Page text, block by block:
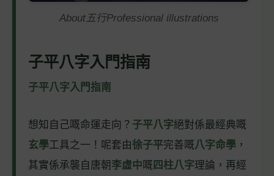
About五行Professional illustrations
子平八字入門指南
子平八字入門指南
想知自己嘅命運走向？ 子平八字絕對係最經典嘅
玄學工具之一！呢套由徐子平完善嘅八字命學 ，
其實係承襲自唐朝 李虛中嘅 四柱八字理論，再經